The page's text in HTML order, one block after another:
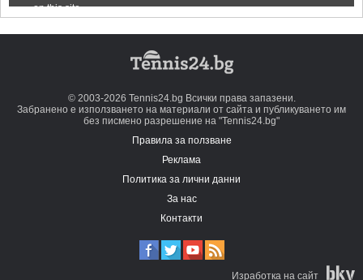
© 2003-2026 Tennis24.bg Всички права запазени.
Забранено е използването на материали от сайта и публикуването им
без писмено разрешение на "Tennis24.bg"
Правила за ползване
Реклама
Политика за лични данни
За нас
Контакти
Изработка на сайт